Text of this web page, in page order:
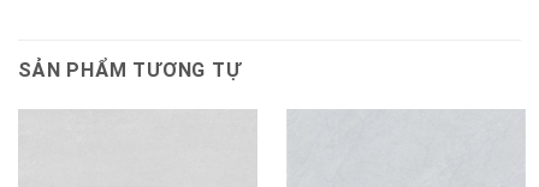
SẢN PHẨM TƯƠNG TỰ